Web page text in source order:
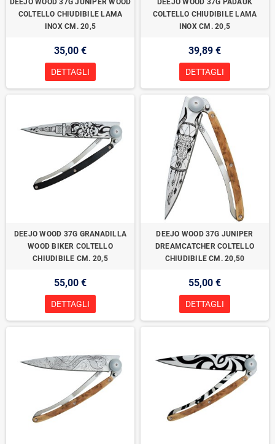
DEEJO WOOD 37G JUNIPER WOOD
COLTELLO CHIUDIBILE LAMA
INOX CM. 20,5
35,00 €
DETTAGLI
DEEJO WOOD 37G PADAUK
COLTELLO CHIUDIBILE LAMA
INOX CM. 20,5
39,89 €
DETTAGLI
DEEJO WOOD 37G GRANADILLA
WOOD BIKER COLTELLO
CHIUDIBILE CM. 20,5
55,00 €
DETTAGLI
DEEJO WOOD 37G JUNIPER
DREAMCATCHER COLTELLO
CHIUDIBILE CM. 20,50
55,00 €
DETTAGLI